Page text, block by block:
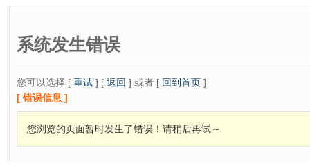
系统发生错误
您可以选择 [ 重试 ] [ 返回 ] 或者 [ 回到首页 ]
[ 错误信息 ]
您浏览的页面暂时发生了错误！请稍后再试～